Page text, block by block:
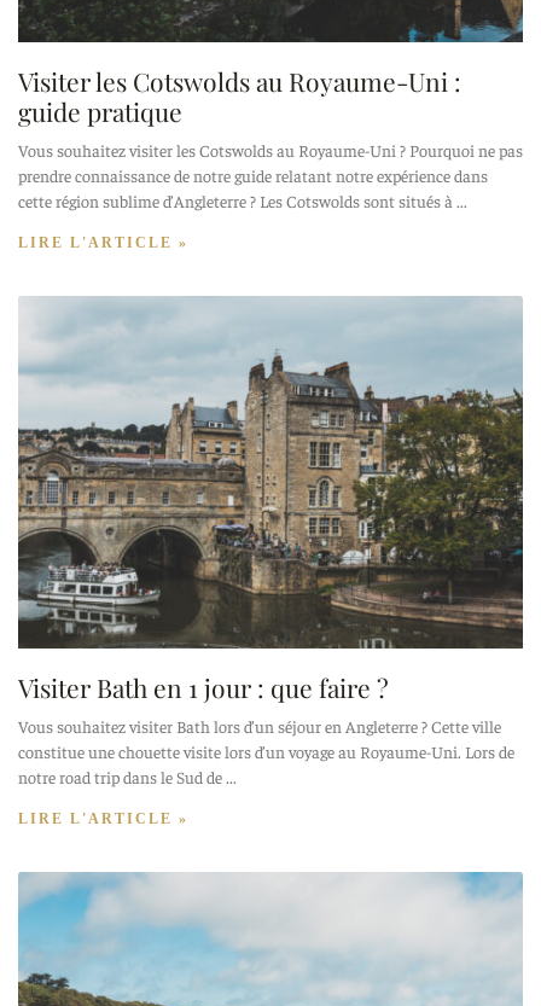
Visiter les Cotswolds au Royaume-Uni :
guide pratique
Vous souhaitez visiter les Cotswolds au Royaume-Uni ? Pourquoi ne pas
prendre connaissance de notre guide relatant notre expérience dans
cette région sublime d’Angleterre ? Les Cotswolds sont situés à
LIRE L'ARTICLE »
Visiter Bath en 1 jour : que faire ?
Vous souhaitez visiter Bath lors d’un séjour en Angleterre ? Cette ville
constitue une chouette visite lors d’un voyage au Royaume-Uni. Lors de
notre road trip dans le Sud de
LIRE L'ARTICLE »